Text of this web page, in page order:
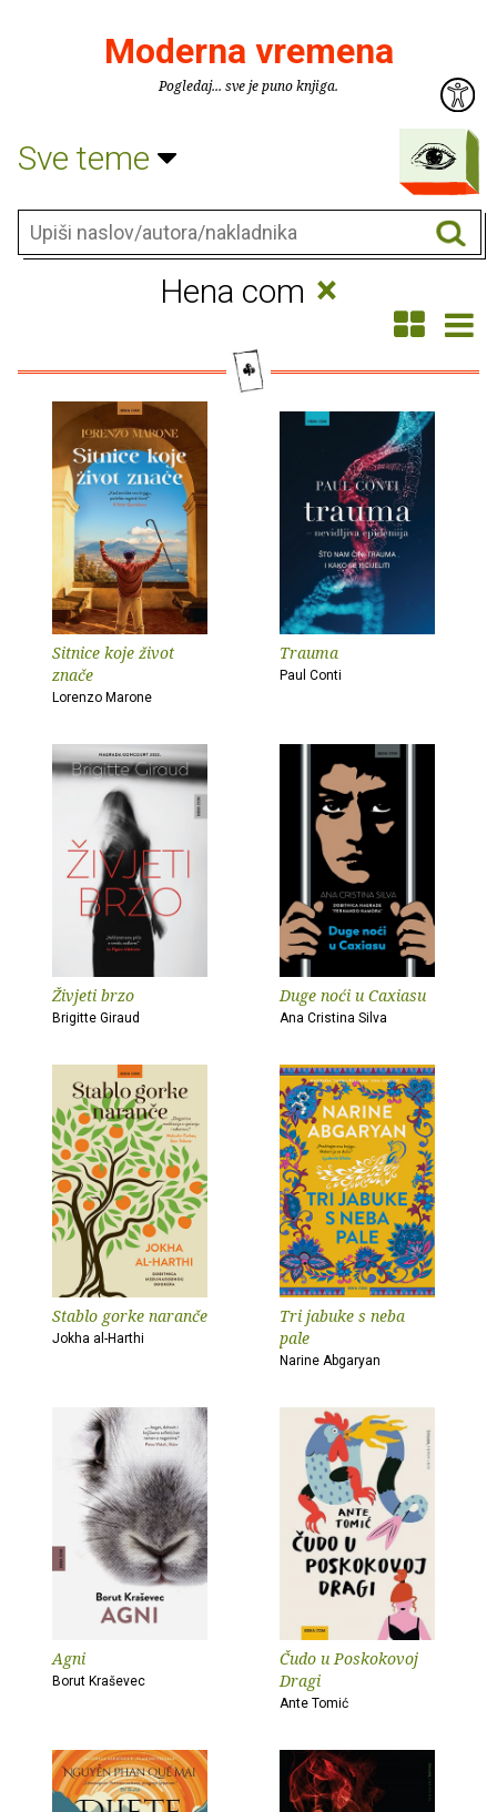
Moderna vremena
Pogledaj... sve je puno knjiga.
Sve teme
Hena com ×
Sitnice koje život
znače
Lorenzo Marone
Trauma
Paul Conti
Živjeti brzo
Brigitte Giraud
Duge noći u Caxiasu
Ana Cristina Silva
Stablo gorke naranče
Jokha al-Harthi
Tri jabuke s neba
pale
Narine Abgaryan
Agni
Borut Kraševec
Čudo u Poskokovoj
Dragi
Ante Tomić